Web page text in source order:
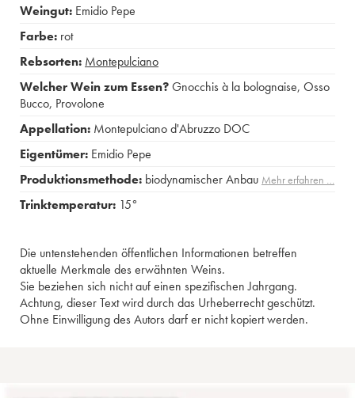
Weingut: Emidio Pepe
Farbe: rot
Rebsorten: Montepulciano
Welcher Wein zum Essen?Gnocchis à la bolognaise, Osso
Bucco, Provolone
Appellation: Montepulciano d'Abruzzo DOC
Eigentümer: Emidio Pepe
Produktionsmethode: biodynamischer Anbau Mehr erfahren …
Trinktemperatur: 15°
Die untenstehenden öffentlichen Informationen betreffen
aktuelle Merkmale des erwähnten Weins.
Sie beziehen sich nicht auf einen spezifischen Jahrgang.
Achtung, dieser Text wird durch das Urheberrecht geschützt.
Ohne Einwilligung des Autors darf er nicht kopiert werden.